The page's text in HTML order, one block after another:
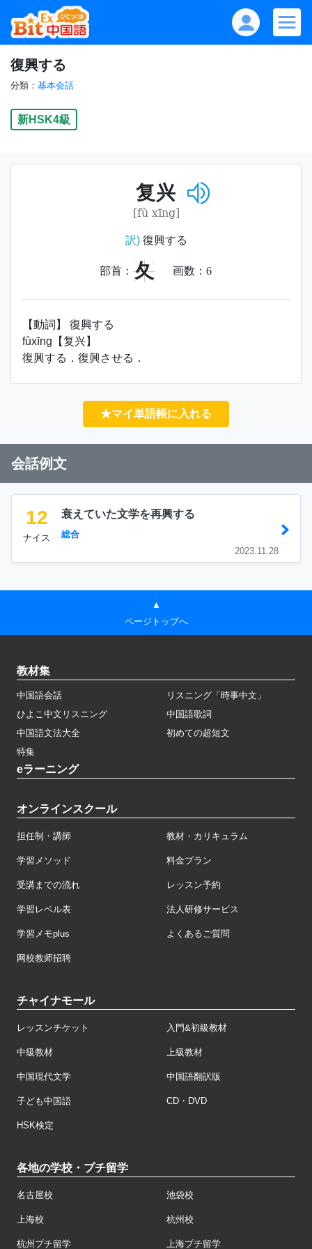
復興する
分類： 基本会話
新HSK4級
复兴
[fù xīng]
訳)復興する
部首： 夂 画数： 6
【動詞】 復興する
fùxīng【复兴】
復興する．復興させる．
★マイ単語帳に入れる
会話例文
12
ナイス
衰えていた文学を再興する
総合
2023.11.28
▲
ページトップへ
教材集
中国語会話
リスニング「時事中文」
ひよこ中文リスニング
中国語歌詞
中国語文法大全
初めての超短文
特集
eラーニング
オンラインスクール
担任制・講師 教材・カリキュラム
学習メソッド 料金プラン
受講までの流れ レッスン予約
学習レベル表 法人研修サービス
学習メモplus よくあるご質問
网校教师招聘
チャイナモール
レッスンチケット 入門&初級教材
中級教材 上級教材
中国現代文学 中国語翻訳版
子ども中国語 CD・DVD
HSK検定
各地の学校・プチ留学
名古屋校 池袋校
上海校 杭州校
杭州プチ留学 上海プチ留学